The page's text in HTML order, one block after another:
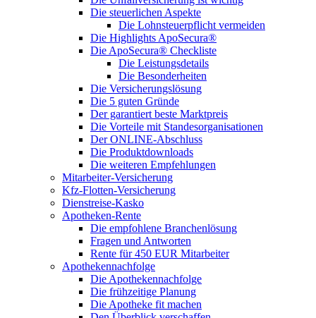
Die steuerlichen Aspekte
Die Lohnsteuerpflicht vermeiden
Die Highlights ApoSecura®
Die ApoSecura® Checkliste
Die Leistungsdetails
Die Besonderheiten
Die Versicherungslösung
Die 5 guten Gründe
Der garantiert beste Marktpreis
Die Vorteile mit Standesorganisationen
Der ONLINE-Abschluss
Die Produktdownloads
Die weiteren Empfehlungen
Mitarbeiter-Versicherung
Kfz-Flotten-Versicherung
Dienstreise-Kasko
Apotheken-Rente
Die empfohlene Branchenlösung
Fragen und Antworten
Rente für 450 EUR Mitarbeiter
Apothekennachfolge
Die Apothekennachfolge
Die frühzeitige Planung
Die Apotheke fit machen